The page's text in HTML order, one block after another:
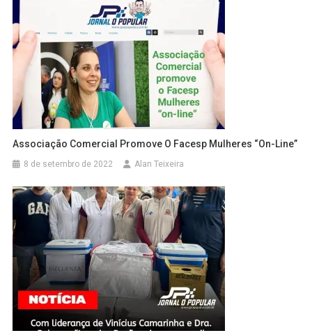
Associação Comercial Promove O Facesp Mulheres “on-Line”
8 de setembro de 2022 Alan Teixeira